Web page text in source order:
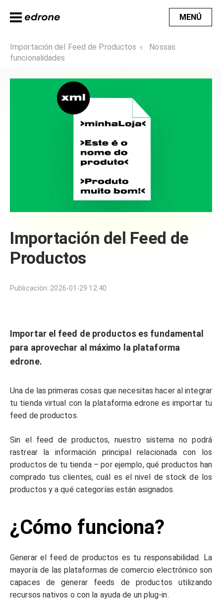
MENÚ
Importación del Feed de Productos
Nossas
funcionalidades
Importación del Feed de
Productos
Publicación: 2026-01-29 12:40
Importar el feed de productos es fundamental
para aprovechar al máximo la plataforma
edrone.
Una de las primeras cosas que necesitas hacer al integrar
tu tienda virtual con la plataforma edrone es importar tu
feed de productos.
Sin el feed de productos, nuestro sistema no podrá
rastrear la información principal relacionada con los
productos de tu tienda – por ejemplo, qué productos han
comprado tus clientes, cuál es el nivel de stock de los
productos y a qué categorías están asignados.
¿Cómo funciona?
Generar el feed de productos es tu responsabilidad. La
mayoría de las plataformas de comercio electrónico son
capaces de generar feeds de productos utilizando
recursos nativos o con la ayuda de un plug-in.